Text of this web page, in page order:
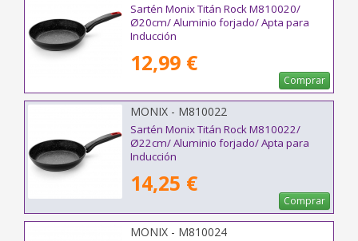
Sartén Monix Titán Rock M810020/
Ø20cm/ Aluminio forjado/ Apta para
Inducción
12,99 €
Comprar
MONIX - M810022
Sartén Monix Titán Rock M810022/
Ø22cm/ Aluminio forjado/ Apta para
Inducción
14,25 €
Comprar
MONIX - M810024